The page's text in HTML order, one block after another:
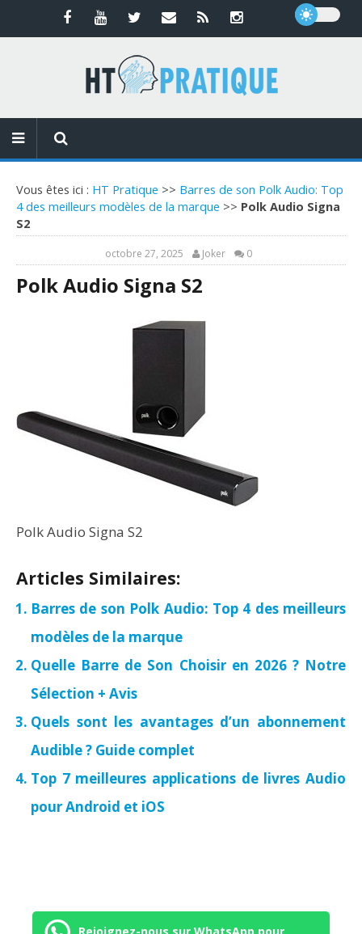
Vous êtes ici : HT Pratique >> Barres de son Polk Audio: Top
4 des meilleurs modèles de la marque >> Polk Audio Signa
S2
octobre 27, 2025 Joker 0
Polk Audio Signa S2
Polk Audio Signa S2
Articles Similaires:
Barres de son Polk Audio: Top 4 des meilleurs
modèles de la marque
Quelle Barre de Son Choisir en 2026 ? Notre
Sélection + Avis
Quels sont les avantages d’un abonnement
Audible ? Guide complet
Top 7 meilleures applications de livres Audio
pour Android et iOS